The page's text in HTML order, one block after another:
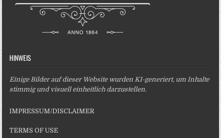
HINWEIS
Einige Bilder auf dieser Website wurden KI-generiert, um Inhalte
stimmig und visuell einheitlich darzustellen.
IMPRESSUM/DISCLAIMER
TERMS OF USE